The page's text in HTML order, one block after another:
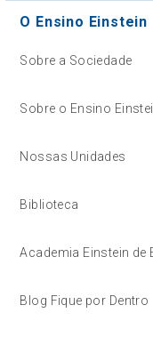
O Ensino Einstein
Sobre a Sociedade
Sobre o Ensino
Nossas Unidades
Biblioteca
Academia Einstein de
Blog Fique por Dentro